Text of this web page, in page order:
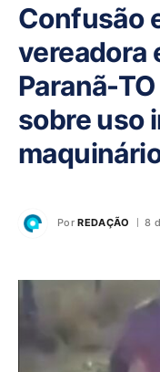
Confusão
vereadora
Paranã-
sobre uso
Por REDAÇÃO 8